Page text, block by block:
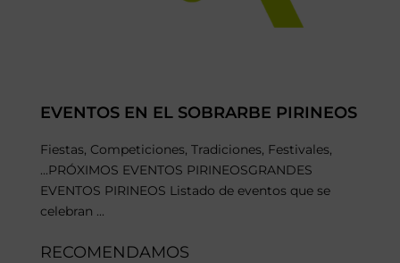
EVENTOS EN EL SOBRARBE PIRINEOS
Fiestas, Competiciones, Tradiciones, Festivales,
...PRÓXIMOS EVENTOS PIRINEOSGRANDES
EVENTOS PIRINEOS Listado de eventos que se
celebran ...
RECOMENDAMOS